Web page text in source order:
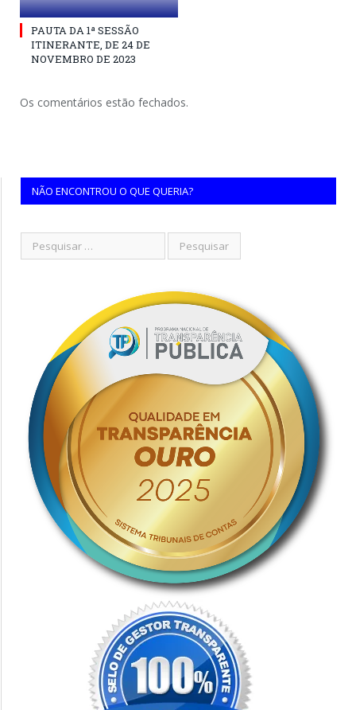
PAUTA DA 1ª SESSÃO
ITINERANTE, DE 24 DE
NOVEMBRO DE 2023
Os comentários estão fechados.
NÃO ENCONTROU O QUE QUERIA?